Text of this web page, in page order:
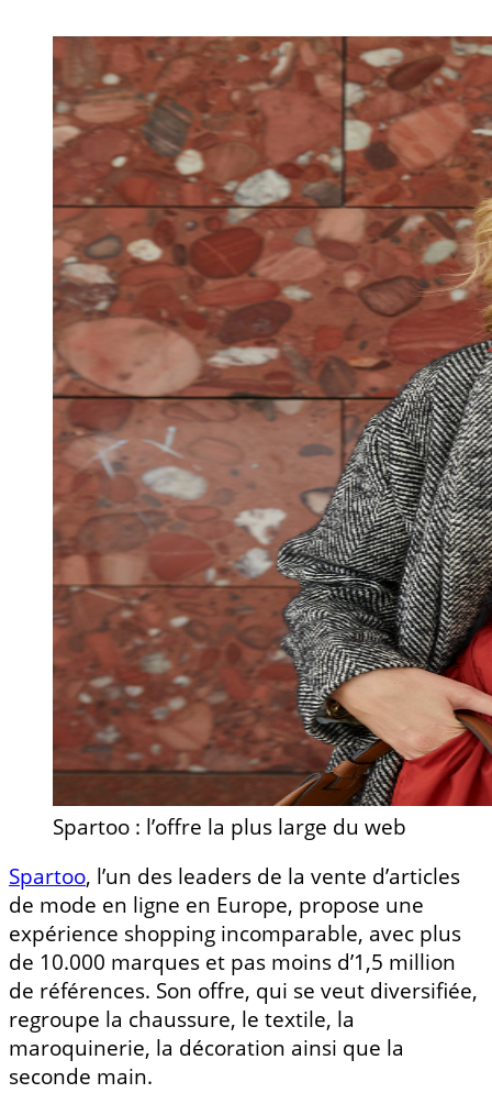
Spartoo : l’offre la plus large du web
Spartoo, l’un des leaders de la vente d’articles
de mode en ligne en Europe, propose une
expérience shopping incomparable, avec plus
de 10.000 marques et pas moins d’1,5 million
de références. Son offre, qui se veut diversifiée,
regroupe la chaussure, le textile, la
maroquinerie, la décoration ainsi que la
seconde main.